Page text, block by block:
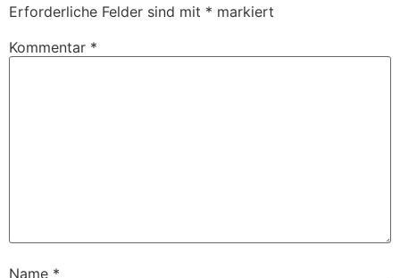
Erforderliche Felder sind mit * markiert
Kommentar *
Name *